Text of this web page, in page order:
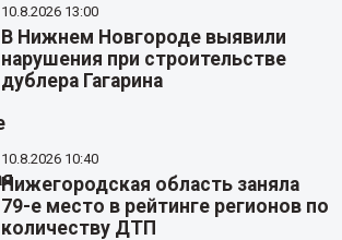
10.8.2026 13:00
В Нижнем Новгороде выявили
нарушения при строительстве
дублера Гагарина
10.8.2026 10:40
Нижегородская область заняла
79-е место в рейтинге регионов по
количеству ДТП